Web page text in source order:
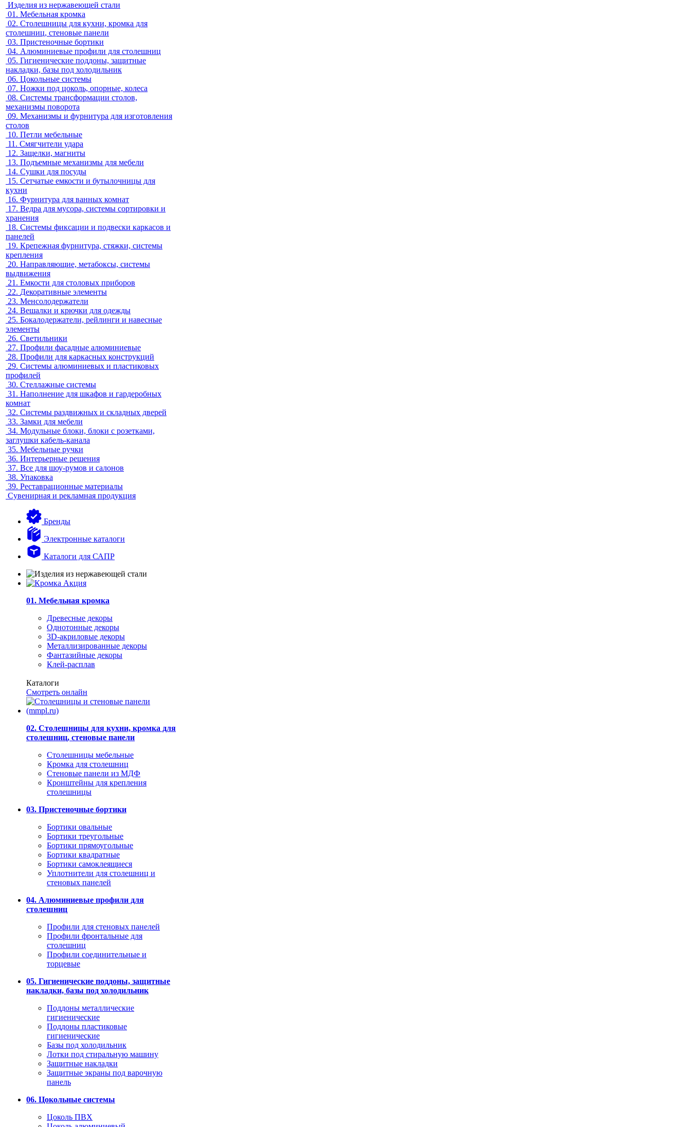
Изделия из нержавеющей стали
01. Мебельная кромка
02. Столешницы для кухни, кромка для
столешниц, стеновые панели
03. Пристеночные бортики
04. Алюминиевые профили для столешниц
05. Гигиенические поддоны, защитные
накладки, базы под холодильник
06. Цокольные системы
07. Ножки под цоколь, опорные, колеса
08. Системы трансформации столов,
механизмы поворота
09. Механизмы и фурнитура для изготовления
столов
10. Петли мебельные
11. Смягчители удара
12. Защелки, магниты
13. Подъемные механизмы для мебели
14. Сушки для посуды
15. Сетчатые емкости и бутылочницы для
кухни
16. Фурнитура для ванных комнат
17. Ведра для мусора, системы сортировки и
хранения
18. Системы фиксации и подвески каркасов и
панелей
19. Крепежная фурнитура, стяжки, системы
крепления
20. Направляющие, метабоксы, системы
выдвижения
21. Емкости для столовых приборов
22. Декоративные элементы
23. Менсолодержатели
24. Вешалки и крючки для одежды
25. Бокалодержатели, рейлинги и навесные
элементы
26. Светильники
27. Профили фасадные алюминиевые
28. Профили для каркасных конструкций
29. Системы алюминиевых и пластиковых
профилей
30. Стеллажные системы
31. Наполнение для шкафов и гардеробных
комнат
32. Системы раздвижных и складных дверей
33. Замки для мебели
34. Модульные блоки, блоки с розетками,
заглушки кабель-канала
35. Мебельные ручки
36. Интерьерные решения
37. Все для шоу-румов и салонов
38. Упаковка
39. Реставрационные материалы
Сувенирная и рекламная продукция
Бренды
Электронные каталоги
Каталоги для САПР
01. Мебельная кромка
Древесные декоры
Однотонные декоры
3D-акриловые декоры
Металлизированные декоры
Фантазийные декоры
Клей-расплав
Каталоги
Смотреть онлайн
02. Столешницы для кухни, кромка для
столешниц, стеновые панели
Столешницы мебельные
Кромка для столешниц
Стеновые панели из МДФ
Кронштейны для крепления
столешницы
03. Пристеночные бортики
Бортики овальные
Бортики треугольные
Бортики прямоугольные
Бортики квадратные
Бортики самоклеящиеся
Уплотнители для столешниц и
стеновых панелей
04. Алюминиевые профили для
столешниц
Профили для стеновых панелей
Профили фронтальные для
столешниц
Профили соединительные и
торцевые
05. Гигиенические поддоны, защитные
накладки, базы под холодильник
Поддоны металлические
гигиенические
Поддоны пластиковые
гигиенические
Базы под холодильник
Лотки под стиральную машину
Защитные накладки
Защитные экраны под варочную
панель
06. Цокольные системы
Цоколь ПВХ